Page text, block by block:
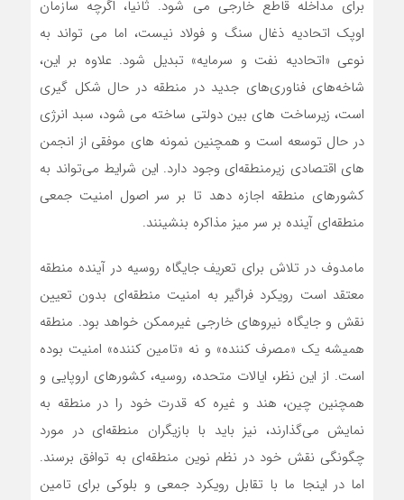
برای مداخله قاطع خارجی می شود. ثانیاً، اگرچه سازمان
اوپک اتحادیه ذغال سنگ و فولاد نیست، اما می تواند به
نوعی «اتحادیه نفت و سرمایه» تبدیل شود. علاوه بر این،
شاخه‌های فناوری‌های جدید در منطقه در حال شکل گیری
است، زیرساخت های بین دولتی ساخته می شود، سبد انرژی
در حال توسعه است و همچنین نمونه های موفقی از انجمن
های اقتصادی زیرمنطقه‌ای وجود دارد. این شرایط می‌تواند به
کشورهای منطقه اجازه دهد تا بر سر اصول امنیت جمعی
منطقه‌ای آینده بر سر میز مذاکره بنشینند.
مامدوف در تلاش برای تعریف جایگاه روسیه در آینده منطقه
معتقد است رویکرد فراگیر به امنیت منطقه‌ای بدون تعیین
نقش و جایگاه نیروهای خارجی غیرممکن خواهد بود. منطقه
همیشه یک «مصرف کننده» و نه «تامین کننده» امنیت بوده
است. از این نظر، ایالات متحده، روسیه، کشورهای اروپایی و
همچنین چین، هند و غیره که قدرت خود را در منطقه به
نمایش می‌گذارند، نیز باید با بازیگران منطقه‌ای در مورد
چگونگی نقش خود در نظم نوین منطقه‌ای به توافق برسند.
اما در اینجا ما با تقابل رویکرد جمعی و بلوکی برای تامین